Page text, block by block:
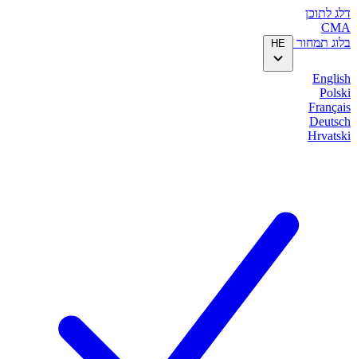
דלג לתוכן
CMA
בלוג תמחור HE
English
Polski
Français
Deutsch
Hrvatski